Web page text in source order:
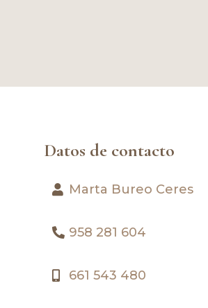
Datos de contacto
Marta Bureo Ceres
958 281 604
661 543 480